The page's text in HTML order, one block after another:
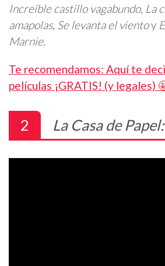
Increíble castillo vagabundo, La
amapolas, Se levanta el vientoy
Marnie.
Te recomendamos: Aquí te
películas ¡GRATIS! (y legales)
2 La Casa de